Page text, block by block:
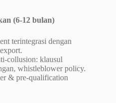
(6-12 bulan)
terintegrasi dengan
collusion: klausul
whistleblower policy.
& pre-qualification